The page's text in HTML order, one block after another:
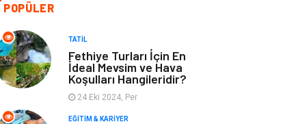
Genel Kültür
Metal Evlilik Rehberi
Finans & Ekonomi
POPÜLER
TATIL
Fethiye Turları İçin En
İdeal Mevsim ve Hava
Koşulları Hangileridir?
24 Eki 2024, Per
EĞITIM & KARIYER